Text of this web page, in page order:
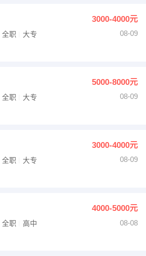
法律3000-4000元
全职 大专
08-09
5000-8000元
全职 大专
08-09
3000-4000元
全职 大专
08-09
4000-5000元
全职 高中
08-08